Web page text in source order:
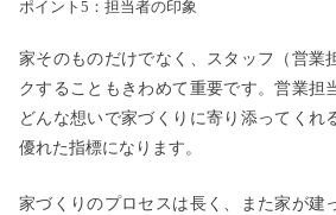
ポイント5：担当者の印象
家そのものだけでなく、スタッフ（営業
クすることもきわめて重要です。営業担
どんな想いで家づくりに寄り添ってくれ
優れた指標になります。
家づくりのプロセスは長く、また家が建